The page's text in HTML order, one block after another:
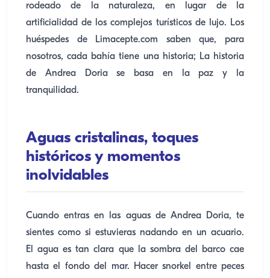
rodeado de la naturaleza, en lugar de la
artificialidad de los complejos turísticos de lujo. Los
huéspedes de Limacepte.com saben que, para
nosotros, cada bahía tiene una historia; La historia
de Andrea Doria se basa en la paz y la
tranquilidad.
Aguas cristalinas, toques
históricos y momentos
inolvidables
Cuando entras en las aguas de Andrea Doria, te
sientes como si estuvieras nadando en un acuario.
El agua es tan clara que la sombra del barco cae
hasta el fondo del mar. Hacer snorkel entre peces